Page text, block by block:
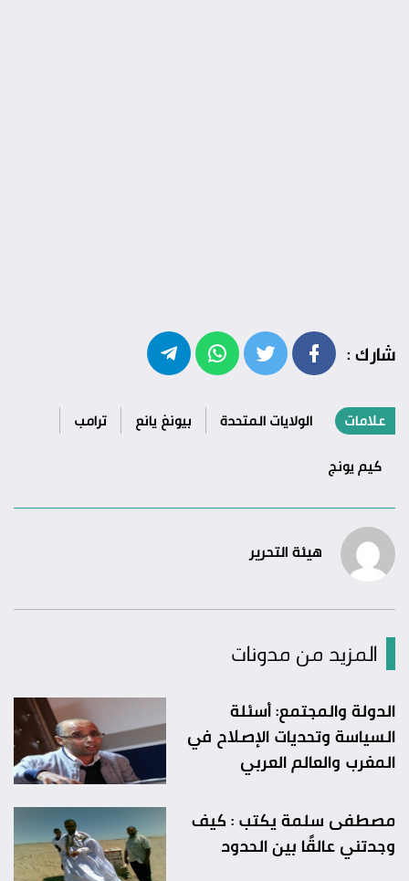
شارك :
علامات الولايات المتحدة بيونغ يانع
ترامب
كيم يونج
هيئة التحرير
المزيد من مدونات
الدولة والمجتمع: أسئلة
السياسة وتحديات الإصلاح في
المغرب والعالم العربي
مصطفى سلمة يكتب : كيف
وجدتني عالقًا بين الحدود